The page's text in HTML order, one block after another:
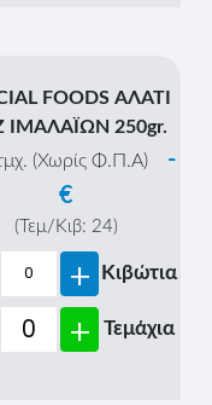
FOODS ΑΛΑΤΙ
ΙΜΑΛΑΪΩΝ 250gr.
(Χωρίς Φ.Π.Α)
-
€
(Τεμ/Κιβ: 24)
+ Κιβώτια
+ Τεμάχια